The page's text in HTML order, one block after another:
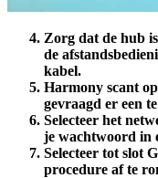
Zorg dat de hub
de
kabel.
Harmony scant
gevraagd er een
Selecteer het
je wachtwoord in
Selecteer tot slot
procedure af te